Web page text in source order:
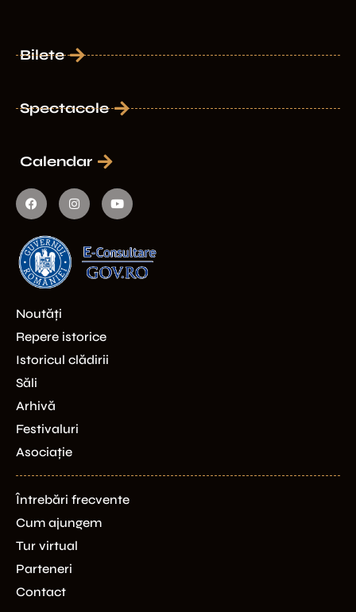
Bilete
Spectacole
Calendar
Noutăți
Repere istorice
Istoricul clădirii
Săli
Arhivă
Festivaluri
Asociație
Întrebări frecvente
Cum ajungem
Tur virtual
Parteneri
Contact